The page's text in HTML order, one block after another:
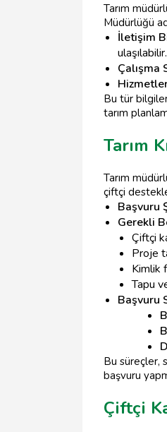
Tarım
Müdürlüğü
İletişim
ulaşılabilir.
Çalışma
Bu tür
tarım
Tarım
Tarım
çiftçi
Başvuru
Gerekli
Çiftçi
Proje
Kimlik
Tapu
Başvuru
Bu süreçler,
başvuru
Çiftçi